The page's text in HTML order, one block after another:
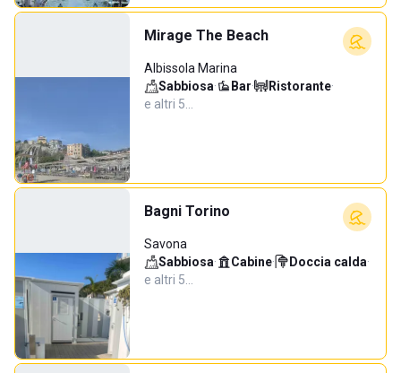
Mirage The Beach
Albissola Marina
Sabbiosa· Bar· Ristorante·
e altri 5…
Bagni Torino
Savona
Sabbiosa· Cabine· Doccia calda·
e altri 5…